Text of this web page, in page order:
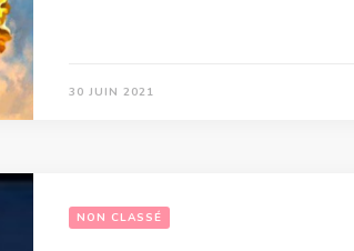
30 JUIN 2021
NON CLASSÉ